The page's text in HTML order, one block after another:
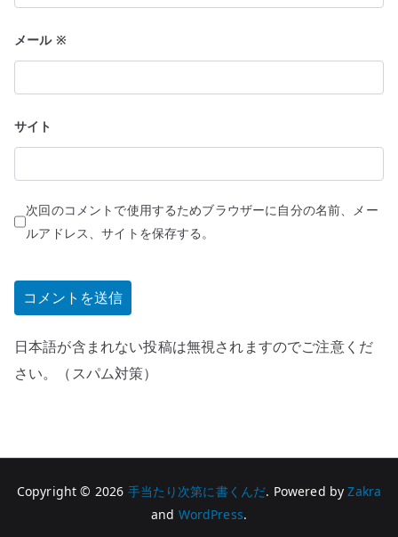
メール ※
サイト
次回のコメントで使用するためブラウザーに自分の名前、メー
ルアドレス、サイトを保存する。
日本語が含まれない投稿は無視されますのでご注意くだ
さい。（スパム対策）
Copyright © 2026 手当たり次第に書くんだ. Powered byZakra
and WordPress.